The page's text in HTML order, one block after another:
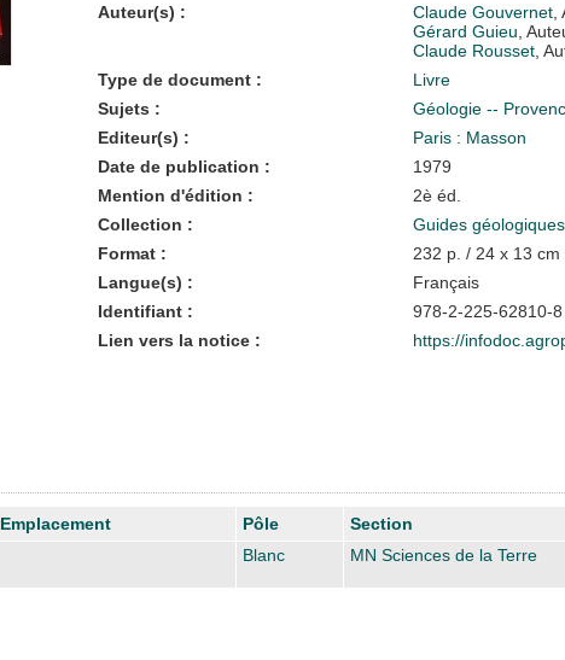
Auteur(s) : Claude Gouvernet,
Gérard Guieu ,
Claude Rousset,
Type de document :
Livre
Sujets :
Géologie --
Editeur(s) :
Paris : Masson
Date de publication :
1979
Mention d'édition :
2è éd.
Collection :
Guides
Format :
232 p. / 24 x 13 cm
Langue(s) :
Français
Identifiant :
978-2-225-62810-8
Lien vers la notice :
https://
Emplacement Pôle Section
Blanc MN Sciences de la Terre